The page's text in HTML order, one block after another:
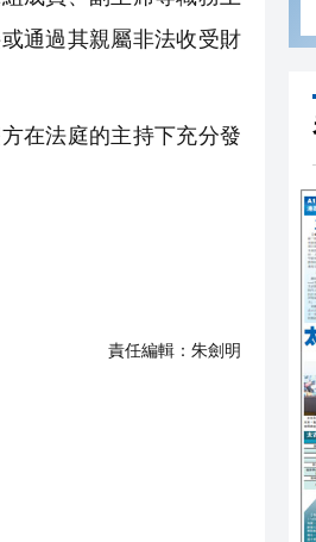
通過其親屬非法收受財
在法庭的主持下充分發
責任編輯： 朱劍明